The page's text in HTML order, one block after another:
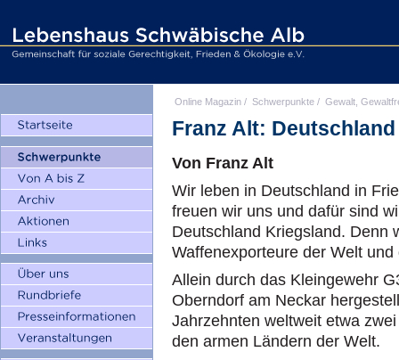
Online Magazin / Schwerpunkte / Gewalt,
Franz Alt:
Von Franz Alt
Wir leben in Deutschland in
freuen wir uns und dafür sind
Deutschland Kriegsland. Denn
Waffenexporteure der Welt
Allein durch das Kleingewehr
Oberndorf am Neckar
Jahrzehnten weltweit etwa
den armen Ländern der Welt.